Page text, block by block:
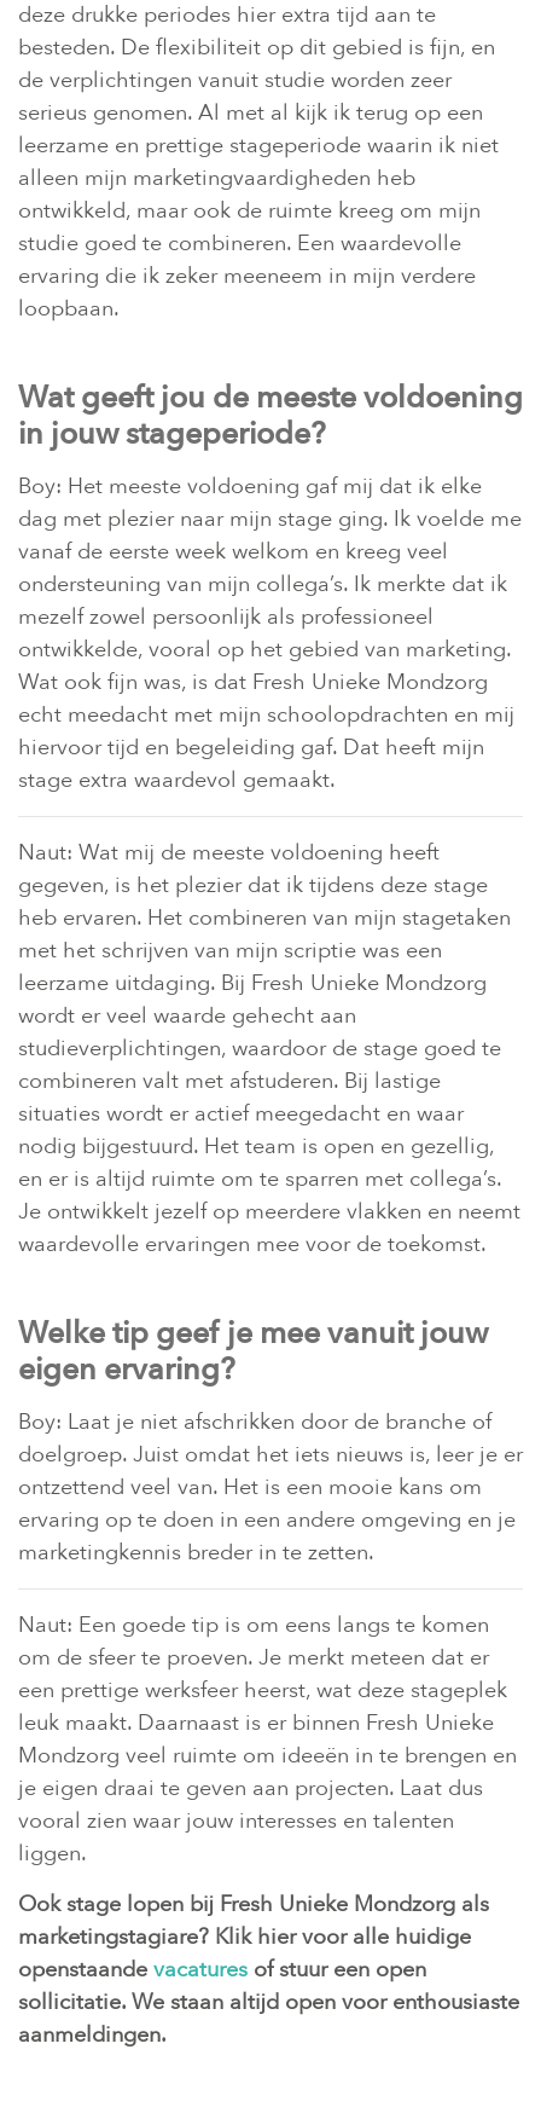
deze drukke periodes hier extra tijd aan te
besteden. De flexibiliteit op dit gebied is fijn, en
de verplichtingen vanuit studie worden zeer
serieus genomen. Al met al kijk ik terug op een
leerzame en prettige stageperiode waarin ik niet
alleen mijn marketingvaardigheden heb
ontwikkeld, maar ook de ruimte kreeg om mijn
studie goed te combineren. Een waardevolle
ervaring die ik zeker meeneem in mijn verdere
loopbaan.
Wat geeft jou de meeste voldoening
in jouw stageperiode?
Boy: Het meeste voldoening gaf mij dat ik elke
dag met plezier naar mijn stage ging. Ik voelde me
vanaf de eerste week welkom en kreeg veel
ondersteuning van mijn collega’s. Ik merkte dat ik
mezelf zowel persoonlijk als professioneel
ontwikkelde, vooral op het gebied van marketing.
Wat ook fijn was, is dat Fresh Unieke Mondzorg
echt meedacht met mijn schoolopdrachten en mij
hiervoor tijd en begeleiding gaf. Dat heeft mijn
stage extra waardevol gemaakt.
Naut: Wat mij de meeste voldoening heeft
gegeven, is het plezier dat ik tijdens deze stage
heb ervaren. Het combineren van mijn stagetaken
met het schrijven van mijn scriptie was een
leerzame uitdaging. Bij Fresh Unieke Mondzorg
wordt er veel waarde gehecht aan
studieverplichtingen, waardoor de stage goed te
combineren valt met afstuderen. Bij lastige
situaties wordt er actief meegedacht en waar
nodig bijgestuurd. Het team is open en gezellig,
en er is altijd ruimte om te sparren met collega’s.
Je ontwikkelt jezelf op meerdere vlakken en neemt
waardevolle ervaringen mee voor de toekomst.
Welke tip geef je mee vanuit jouw
eigen ervaring?
Boy: Laat je niet afschrikken door de branche of
doelgroep. Juist omdat het iets nieuws is, leer je er
ontzettend veel van. Het is een mooie kans om
ervaring op te doen in een andere omgeving en je
marketingkennis breder in te zetten.
Naut: Een goede tip is om eens langs te komen
om de sfeer te proeven. Je merkt meteen dat er
een prettige werksfeer heerst, wat deze stageplek
leuk maakt. Daarnaast is er binnen Fresh Unieke
Mondzorg veel ruimte om ideeën in te brengen en
je eigen draai te geven aan projecten. Laat dus
vooral zien waar jouw interesses en talenten
liggen.
Ook stage lopen bij Fresh Unieke Mondzorg als
marketingstagiare? Klik hier voor alle huidige
openstaande vacatures of stuur een open
sollicitatie. We staan altijd open voor enthousiaste
aanmeldingen.